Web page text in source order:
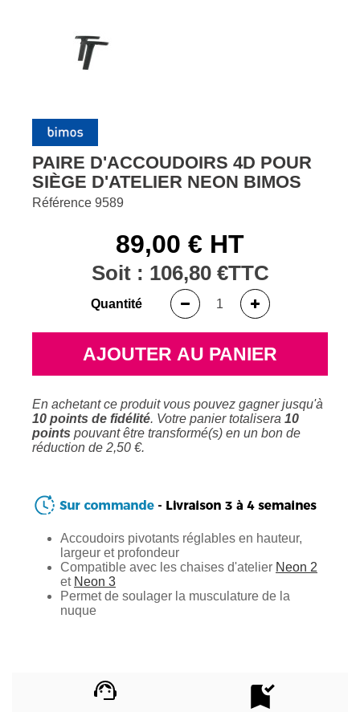
PAIRE D'ACCOUDOIRS 4D POUR
SIÈGE D'ATELIER NEON BIMOS
Référence 9589
Accoudoirs pivotants réglables en hauteur,
largeur et profondeur
Compatible avec les chaises d'atelier Neon 2
et Neon 3
Permet de soulager la musculature de la
nuque
89,00 € HT
Soit : 106,80 €TTC
Quantité
AJOUTER AU PANIER
En achetant ce produit vous pouvez gagner jusqu'à
10 points de fidélité. Votre panier totalisera 10
points pouvant être transformé(s) en un bon de
réduction de 2,50 €.